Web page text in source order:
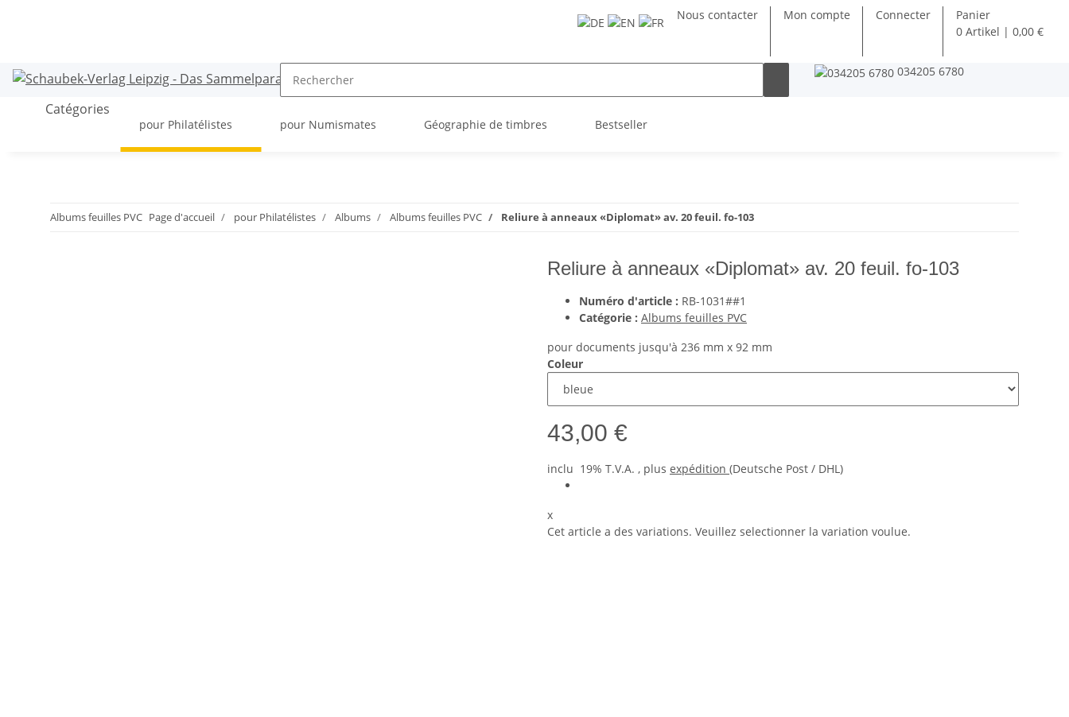
Nous contacter Mon compte Connecter
Panier
0 Artikel | 0,00 €
034205 6780
Catégories
pour Philatélistes pour Numismates Géographie de timbres Bestseller
Albums feuilles PVC Page d'accueil pour Philatélistes Albums Albums feuilles PVC Reliure à anneaux «Diplomat» av. 20 feuil. fo-103
Reliure à anneaux «Diplomat» av. 20 feuil. fo-103
Numéro d'article : RB-1031##1
Catégorie : Albums feuilles PVC
pour documents jusqu'à 236 mm x 92 mm
Coleur
43,00 €
inclu 19% T.V.A. , plus expédition (Deutsche Post / DHL)
x
Cet article a des variations. Veuillez selectionner la variation voulue.